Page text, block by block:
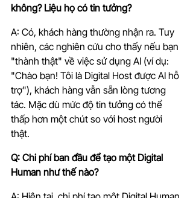
không? Liệu họ có tin tưởng?
A: Có, khách hàng thường nhận ra. Tuy
nhiên, các nghiên cứu cho thấy nếu bạn
"thành thật" về việc sử dụng AI (ví dụ:
"Chào bạn! Tôi là Digital Host được AI hỗ
trợ"), khách hàng vẫn sẵn lòng tương
tác. Mặc dù mức độ tin tưởng có thể
thấp hơn một chút so với host người
thật.
Q: Chi phí ban đầu để tạo một Digital
Human như thế nào?